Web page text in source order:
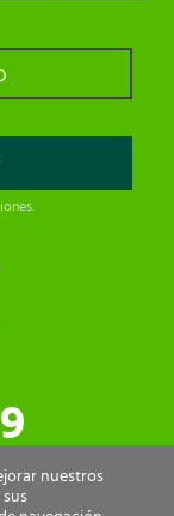
nuestros